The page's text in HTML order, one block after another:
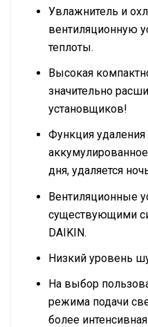
Увлажнитель и
вентиляционную
теплоты.
Высокая
значительно
установщиков!
Функция удаления
дня, удаляется
Вентиляционные
существующими
DAIKIN.
Низкий уровень
На выбор
режима подачи
более